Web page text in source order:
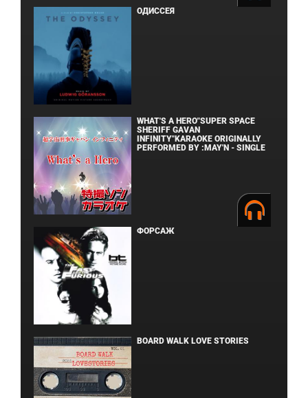
ОДИССЕЯ
WHAT'S A HERO"SUPER SPACE
SHERIFF GAVAN
INFINITY"KARAOKE ORIGINALLY
PERFORMED BY :MAY'N - SINGLE
ФОРСАЖ
BOARD WALK LOVE STORIES